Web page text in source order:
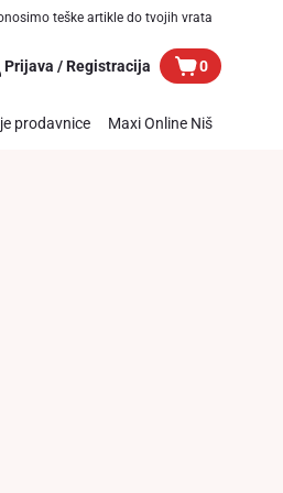
teške artikle do tvojih vrata
Prijava / Registracija 0
prodavnice Maxi Online Niš